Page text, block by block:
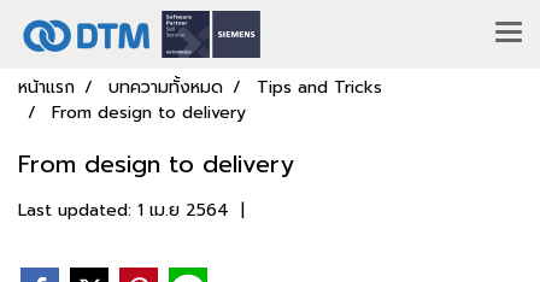
หน้าแรก บทความทั้งหมด
Tips and Tricks
From design to delivery
From design to delivery
Last updated: 1 เม.ย 2564 |